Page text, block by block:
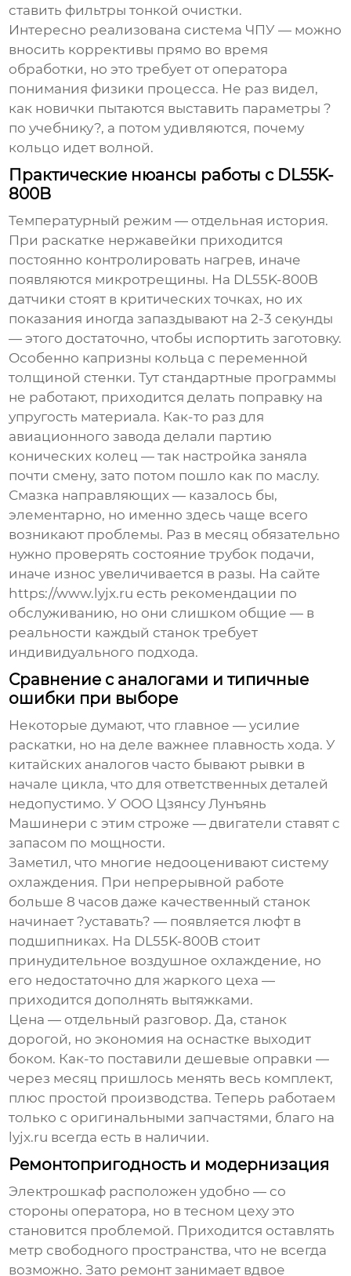
ставить фильтры тонкой очистки.
Интересно реализована система ЧПУ — можно
вносить коррективы прямо во время
обработки, но это требует от оператора
понимания физики процесса. Не раз видел,
как новички пытаются выставить параметры ?
по учебнику?, а потом удивляются, почему
кольцо идет волной.
Практические нюансы работы с DL55K-
800B
Температурный режим — отдельная история.
При раскатке нержавейки приходится
постоянно контролировать нагрев, иначе
появляются микротрещины. На DL55K-800B
датчики стоят в критических точках, но их
показания иногда запаздывают на 2-3 секунды
— этого достаточно, чтобы испортить заготовку.
Особенно капризны кольца с переменной
толщиной стенки. Тут стандартные программы
не работают, приходится делать поправку на
упругость материала. Как-то раз для
авиационного завода делали партию
конических колец — так настройка заняла
почти смену, зато потом пошло как по маслу.
Смазка направляющих — казалось бы,
элементарно, но именно здесь чаще всего
возникают проблемы. Раз в месяц обязательно
нужно проверять состояние трубок подачи,
иначе износ увеличивается в разы. На сайте
https://www.lyjx.ru есть рекомендации по
обслуживанию, но они слишком общие — в
реальности каждый станок требует
индивидуального подхода.
Сравнение с аналогами и типичные
ошибки при выборе
Некоторые думают, что главное — усилие
раскатки, но на деле важнее плавность хода. У
китайских аналогов часто бывают рывки в
начале цикла, что для ответственных деталей
недопустимо. У ООО Цзянсу Лунъянь
Машинери с этим строже — двигатели ставят с
запасом по мощности.
Заметил, что многие недооценивают систему
охлаждения. При непрерывной работе
больше 8 часов даже качественный станок
начинает ?уставать? — появляется люфт в
подшипниках. На DL55K-800B стоит
принудительное воздушное охлаждение, но
его недостаточно для жаркого цеха —
приходится дополнять вытяжками.
Цена — отдельный разговор. Да, станок
дорогой, но экономия на оснастке выходит
боком. Как-то поставили дешевые оправки —
через месяц пришлось менять весь комплект,
плюс простой производства. Теперь работаем
только с оригинальными запчастями, благо на
lyjx.ru всегда есть в наличии.
Ремонтопригодность и модернизация
Электрошкаф расположен удобно — со
стороны оператора, но в тесном цеху это
становится проблемой. Приходится оставлять
метр свободного пространства, что не всегда
возможно. Зато ремонт занимает вдвое